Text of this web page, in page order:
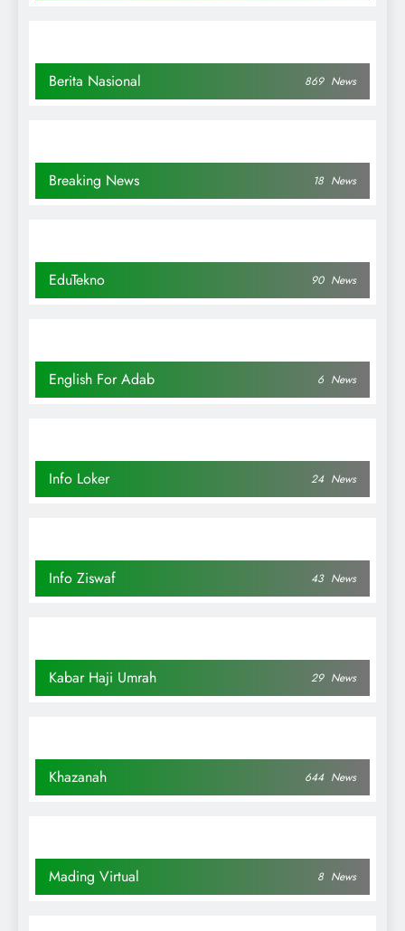
Berita Nasional 869 News
Breaking News 18 News
EduTekno 90 News
English For Adab 6 News
Info Loker 24 News
Info Ziswaf 43 News
Kabar Haji Umrah 29 News
Khazanah 644 News
Mading Virtual 8 News